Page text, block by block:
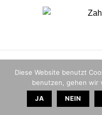
© 2026 |The
Diese Website benutzt
benutzen, gehen wir
JA NEIN